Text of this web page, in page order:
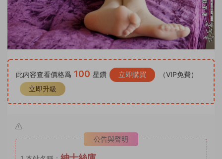
此内容查看價格爲 100 星鑽 立即購買
（VIP免費）
立即升級
公告與聲明